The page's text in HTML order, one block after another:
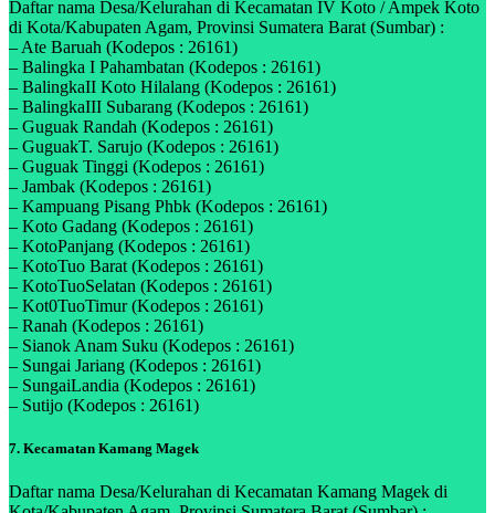
Daftar nama Desa/Kelurahan di Kecamatan IV Koto / Ampek Koto
di Kota/Kabupaten Agam, Provinsi Sumatera Barat (Sumbar) :
– Ate Baruah (Kodepos : 26161)
– Balingka I Pahambatan (Kodepos : 26161)
– BalingkaII Koto Hilalang (Kodepos : 26161)
– BalingkaIII Subarang (Kodepos : 26161)
– Guguak Randah (Kodepos : 26161)
– GuguakT. Sarujo (Kodepos : 26161)
– Guguak Tinggi (Kodepos : 26161)
– Jambak (Kodepos : 26161)
– Kampuang Pisang Phbk (Kodepos : 26161)
– Koto Gadang (Kodepos : 26161)
– KotoPanjang (Kodepos : 26161)
– KotoTuo Barat (Kodepos : 26161)
– KotoTuoSelatan (Kodepos : 26161)
– Kot0TuoTimur (Kodepos : 26161)
– Ranah (Kodepos : 26161)
– Sianok Anam Suku (Kodepos : 26161)
– Sungai Jariang (Kodepos : 26161)
– SungaiLandia (Kodepos : 26161)
– Sutijo (Kodepos : 26161)
7. Kecamatan Kamang Magek
Daftar nama Desa/Kelurahan di Kecamatan Kamang Magek di